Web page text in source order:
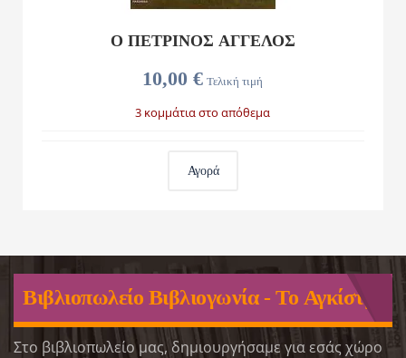
10,00 € Τελική τιμή
Ο ΠΕΤΡΙΝΟΣ ΑΓΓΕΛΟΣ
3 κομμάτια στο απόθεμα
Αγορά
Βιβλιοπωλείο Βιβλιογωνία - Το Αγκίστρι
Στο βιβλιοπωλείο μας, δημιουργήσαμε για εσάς χώρο